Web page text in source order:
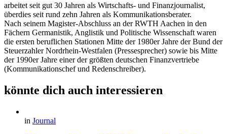
arbeitet seit gut 30 Jahren als Wirtschafts- und Finanzjournalist,
überdies seit rund zehn Jahren als Kommunikationsberater.
Nach seinem Magister-Abschluss an der RWTH Aachen in den
Fächern Germanistik, Anglistik und Politische Wissenschaft waren
die ersten beruflichen Stationen Mitte der 1980er Jahre der Bund der
Steuerzahler Nordrhein-Westfalen (Pressesprecher) sowie bis Mitte
der 1990er Jahre einer der größten deutschen Finanzvertriebe
(Kommunikationschef und Redenschreiber).
könnte dich auch interessieren
in Journal